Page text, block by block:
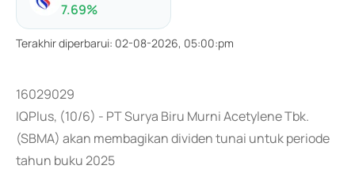
7.69%
Terakhir diperbarui: 02-08-2026, 05:00:pm
16029029
IQPlus, (10/6) - PT Surya Biru Murni Acetylene Tbk.
(SBMA) akan membagikan dividen tunai untuk periode
tahun buku 2025